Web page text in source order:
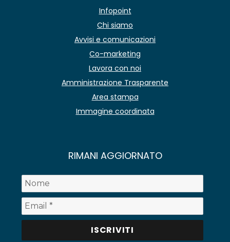
Infopoint
Chi siamo
Avvisi e comunicazioni
Co-marketing
Lavora con noi
Amministrazione Trasparente
Area stampa
Immagine coordinata
RIMANI AGGIORNATO